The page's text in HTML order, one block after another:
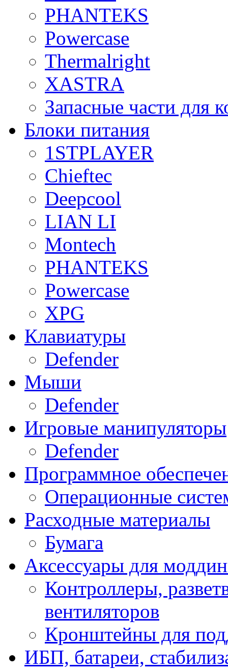
PHANTEKS
Powercase
Thermalright
XASTRA
Запасные части для
Блоки питания
1STPLAYER
Chieftec
Deepcool
LIAN LI
Montech
PHANTEKS
Powercase
XPG
Клавиатуры
Defender
Мыши
Defender
Игровые манипуляторы
Defender
Программное
Операционные
Расходные материалы
Бумага
Аксессуары для
Контроллеры,
вентиляторов
Кронштейны для
ИБП, батареи,